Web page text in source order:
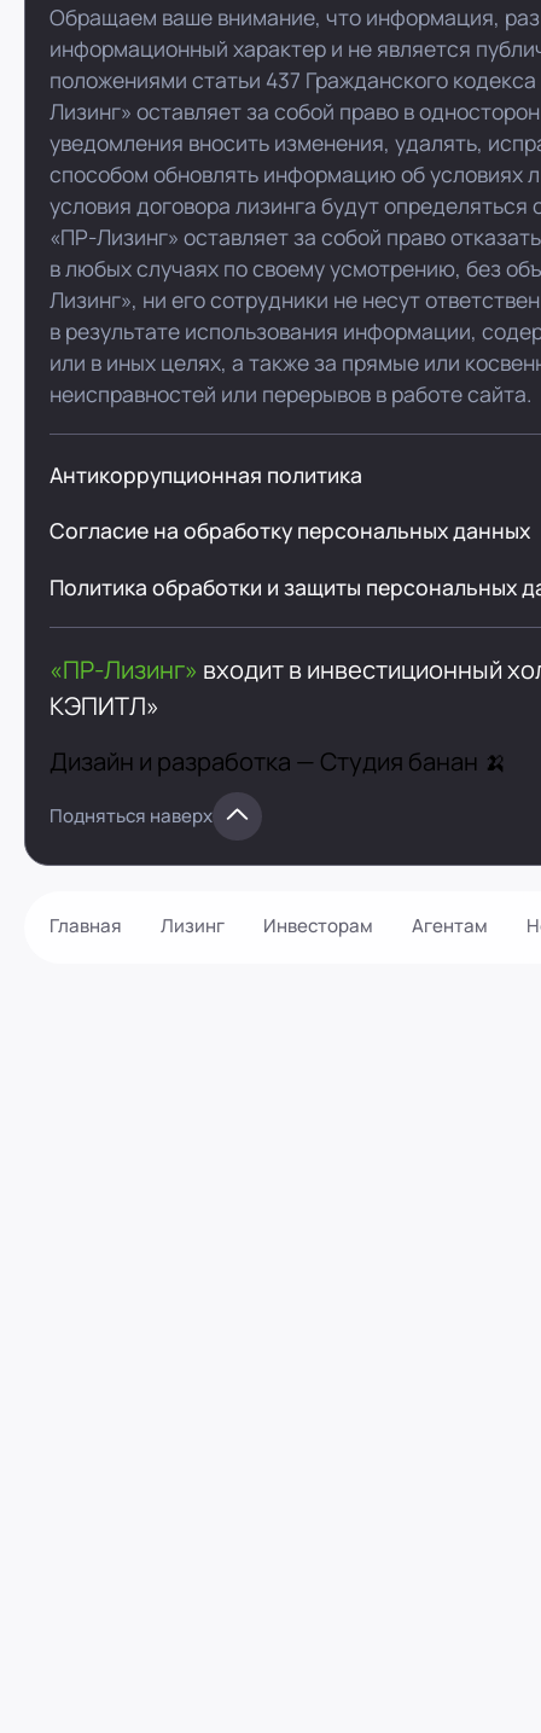
Главная Лизинг Инвесторам Агентам
Обращаем ваше внимание, что информация,
информационный характер и не является
положениями статьи 437 Гражданского
Лизинг» оставляет за собой право в
уведомления вносить изменения, удалять,
способом обновлять информацию об условиях
условия договора лизинга будут
«ПР-Лизинг» оставляет за собой право
в любых случаях по своему усмотрению, без
Лизинг», ни его сотрудники не несут
в результате использования информации,
или в иных целях, а также за прямые или
неисправностей или перерывов в работе сайта.
Антикоррупционная политика
Согласие на обработку персональных данных
Политика обработки и защиты персональных
«ПР-Лизинг» входит в инвестиционный
КЭПИТЛ»
Дизайн и разработка — Студия банан 🍌
Подняться наверх